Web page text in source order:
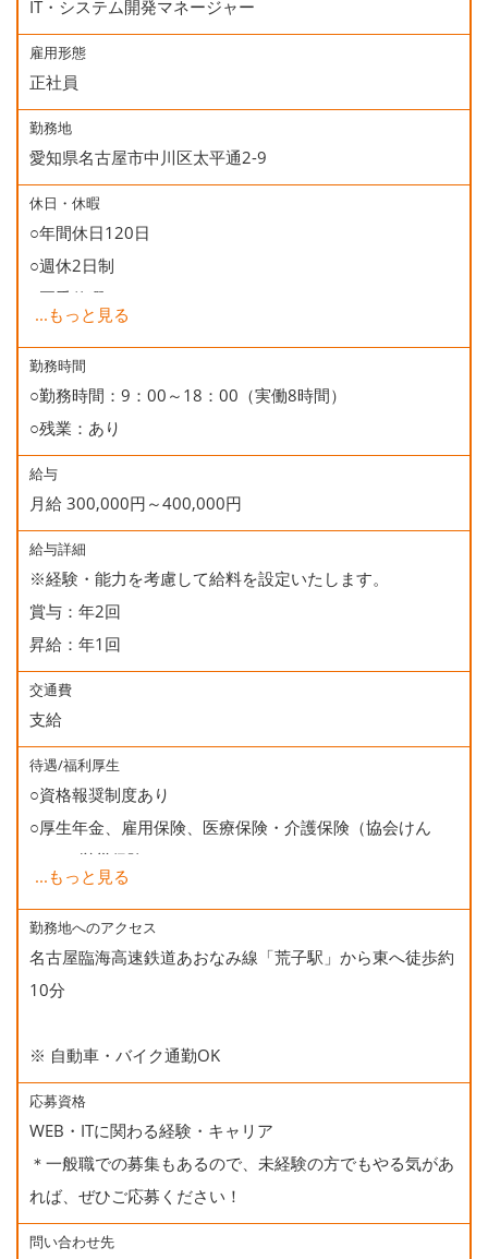
IT・システム開発マネージャー
雇用形態
正社員
勤務地
愛知県名古屋市中川区太平通2-9
休日・休暇
○年間休日120日
○週休2日制
○夏季休暇
○年末年始休暇
○慶弔休暇
○有給休暇
○誕生日休暇
...もっと見る
勤務時間
○勤務時間：9：00～18：00（実働8時間）
○残業：あり
給与
月給 300,000円～400,000円
給与詳細
※経験・能力を考慮して給料を設定いたします。
賞与：年2回
昇給：年1回
交通費
支給
待遇/福利厚生
○資格報奨制度あり
○厚生年金、雇用保険、医療保険・介護保険（協会けん
ぽ）、労災保険
○健康診断
○資格取得支援（受験学校併設)
○誕生日会
...もっと見る
勤務地へのアクセス
名古屋臨海高速鉄道あおなみ線「荒子駅」から東へ徒歩約
10分
※ 自動車・バイク通勤OK
応募資格
WEB・ITに関わる経験・キャリア
＊一般職での募集もあるので、未経験の方でもやる気があ
れば、ぜひご応募ください！
問い合わせ先